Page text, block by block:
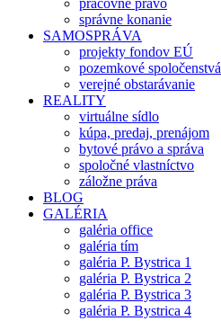
správne konanie
SAMOSPRÁVA
projekty fondov EÚ
pozemkové spoločenstvá
verejné obstarávanie
REALITY
virtuálne sídlo
kúpa, predaj, prenájom
bytové právo a správa
spoločné vlastníctvo
záložne práva
BLOG
GALÉRIA
galéria office
galéria tím
galéria P. Bystrica 1
galéria P. Bystrica 2
galéria P. Bystrica 3
galéria P. Bystrica 4